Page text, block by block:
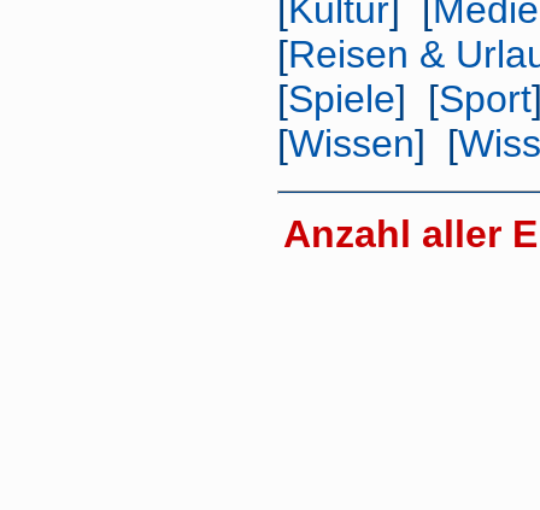
[Kultur] [
[Reisen &
[Spiele] [Sport
[Wissen] [
Anzahl aller